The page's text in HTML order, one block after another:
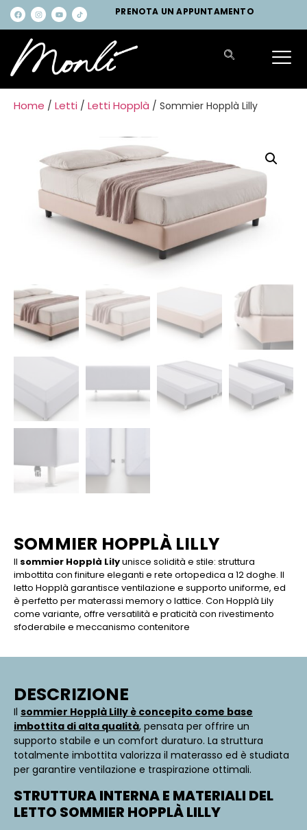
PRENOTA UN APPUNTAMENTO
Home / Letti / Letti Hopplà / Sommier Hopplà Lilly
SOMMIER HOPPLÀ LILLY
Il sommier Hopplà Lilyunisce solidità e stile: struttura
imbottita con finiture eleganti e rete ortopedica a 12 doghe. Il
letto Hopplà garantisce ventilazione e supporto uniforme, ed
è perfetto per materassi memory o lattice. Con Hopplà Lily
come variante, offre versatilità e praticità con rivestimento
sfoderabile e meccanismo contenitore
DESCRIZIONE
Il sommier Hopplà Lilly è concepito come base
imbottita di alta qualità, pensata per offrire un
supporto stabile e un comfort duraturo. La struttura
totalmente imbottita valorizza il materasso ed è studiata
per garantire ventilazione e traspirazione ottimali.
STRUTTURA INTERNA E MATERIALI DEL
LETTO SOMMIER HOPPLÀ LILLY